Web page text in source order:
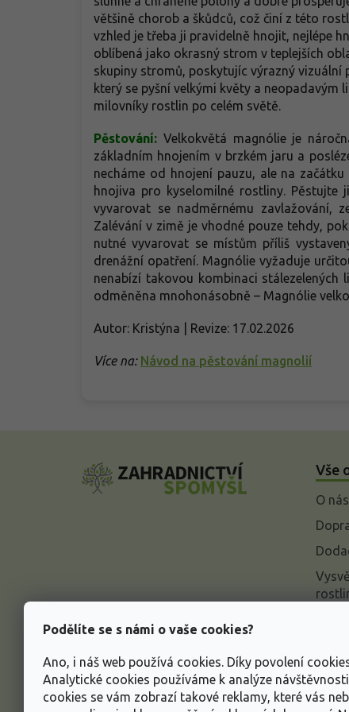
Podělíte se s námi o vaše cookies?
Ano, i náš web používá cookies. Díky povolení
Analytické cookies používáme k analýze
cookies se vám zobrazí takové reklamy, které vás
většině chorob a škůdců, což činí z této
vzhled je třeba ji pravidelně hnojit, nejlépe
oblíbená jako okrasný strom v teplejších
skupiny stromů, poskytujíc výrazný
který se pyšní velkými květy a
milovníky rostlin po celém světě.
Pěstování: Velkokvětá magnólie je
základním hnojením v brzkém jaru a
necháme od hnojení pauzu, ale na
hnojiva pro kyselomilné rostliny.
vyvarovat se nadměrnému zavlažování,
Zalévání v zimě je vhodné pouze tehdy,
nutné vyvarovat se místům příliš
drenážní opatření. Magnólie vyžaduje
nenabízí takovou kombinaci stálezelených
odměněna mnohonásobně – Magnólie
Autor: Kristýna | Revize: 17.02.2026
Více na: Návod na pěstování magnolií
Vše
O nás
údajů